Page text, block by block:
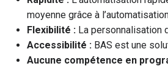
moyenne grâce à
Flexibilité : La personnalisation
Accessibilité : BAS est une
Aucune compétence en